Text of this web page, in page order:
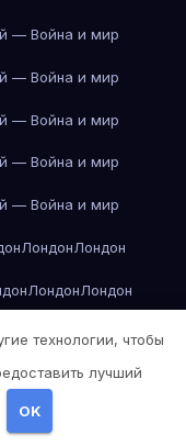
— Война и мир
— Война и мир
— Война и мир
— Война и мир
— Война и мир
ЛондонЛондон
ЛондонЛондон
Лос-Анджелес
Лос-Анджелес
технологии, чтобы
лучший
OK